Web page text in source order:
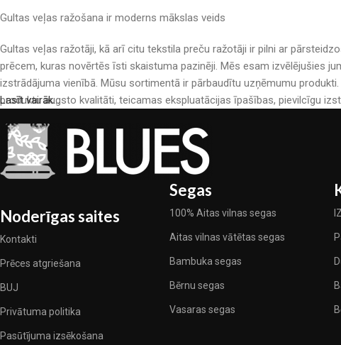
Gultas veļas ražošana ir moderns mākslas veids
Gultas veļas ražotāji, kā arī citu tekstila preču ražotāji ir pilni ar
prēcem, kuras novērtēs īsti skaistuma pazinēji. Mēs esam izvēlējušies
izstrādājuma vienībā. Mūsu sortimentā ir pārbaudītu uzņēmumu
produktu augsto kvalitāti, teicamas ekspluatācijas īpašības, pievilcīgu
Lasīt vairāk...
Noderīgas saites
Kontakti
Prēces atgriešana
BUJ
Privātuma politika
Pasūtījuma izsēkošana
Segas
100% Aitas vilnas segas
Aitas vilnas vātētas segas
Bambuka segas
Bērnu segas
Vasaras segas